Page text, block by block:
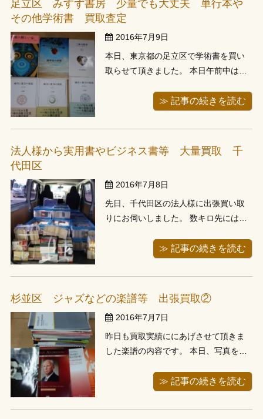
Ｐの邦楽は曲がヒットしたときや有名
アー...
足立区 みすず書房 少量でも大丈夫 単行本や
その他学術書 買取査定
2016年7月9日
本日、東京都の足立区で学術書を買い
取らせて頂きました。 本日午前中は東
後事務所に帰ったところで電話があ
てみると、東京都はいえ車で5分程度の
距離、すぐに準備しお伺いさせて頂き
ました。 写真の本の出版社みずず書房
≫ 記事の続きを読む
法人様から実用書やビジネス書等 大量買取 千
代田区
2016年7月8日
先日、千代田区の法人様に出張買い取
りにお伺いしました。 数キロ先には毎
古書会館がございました。 以前お問い
連絡することを連絡頂きましたが、先
日ご連絡を頂きお伺いさせて頂きまし
た。 1000冊少々の本とお伺いしてい...
≫ 記事の続きを読む
杉並区 ジャズなどの楽譜等 出張買取②
2016年7月7日
昨日も買取実績ににあげさせて頂きま
した楽譜の内容です。 本日、写真をア
です。 小説などの一般書籍などによる
が、専門的な内容、アート・芸術・建
≫ 記事の続きを読む